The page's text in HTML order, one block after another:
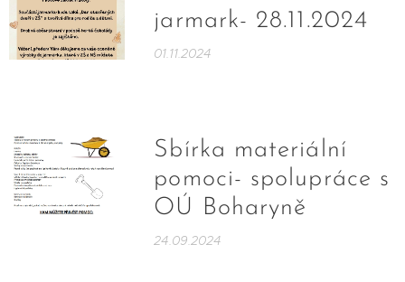
jarmark- 28.11.2024
01.11.2024
Sbírka materiální
pomoci- spolupráce s
OÚ Boharyně
24.09.2024